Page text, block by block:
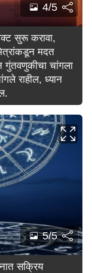
4/5
सुरू करावा,
मदत
गुंतवणुकीचा चांगला
राहील, ध्यान
5/5
सक्रिय